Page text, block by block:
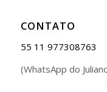
CONTATO
55 11 977308763
(WhatsApp do